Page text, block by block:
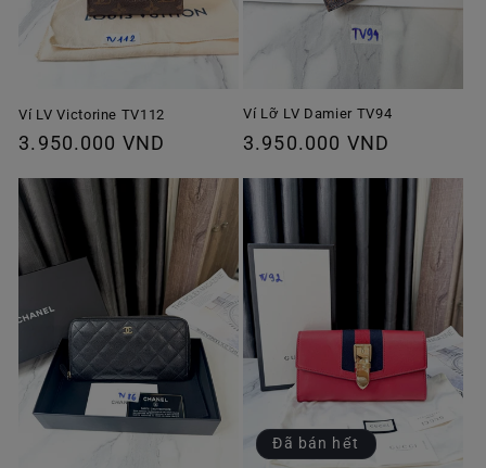
Ví LV Victorine TV112
Giá
thường
3.950.000 VND
Ví Lỡ LV Damier TV94
Giá
thường
3.950.000 VND
Đã bán hết